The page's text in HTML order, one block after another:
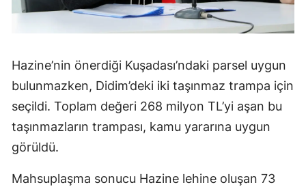
Hazine’nin önerdiği Kuşadası’ndaki parsel uygun
bulunmazken, Didim’deki iki taşınmaz trampa için
seçildi. Toplam değeri 268 milyon TL’yi aşan bu
taşınmazların trampası, kamu yararına uygun
görüldü.
Mahsuplaşma sonucu Hazine lehine oluşan 73